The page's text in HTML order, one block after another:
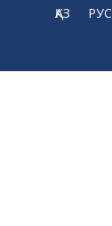
ҚАЗ РУС